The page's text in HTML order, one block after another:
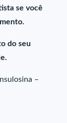
se você
do seu
–